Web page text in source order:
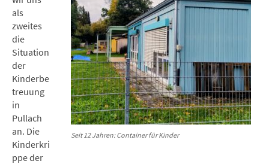
Seit 12 Jahren: Container für Kinder
als
zweites
die
Situation
der
Kinderbe
treuung
in
Pullach
an. Die
Kinderkri
ppe der